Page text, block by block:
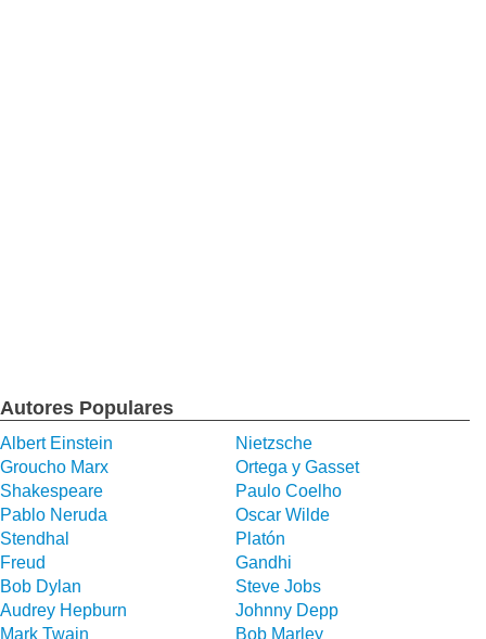
Autores Populares
Albert Einstein
Nietzsche
Groucho Marx
Ortega y Gasset
Shakespeare
Paulo Coelho
Pablo Neruda
Oscar Wilde
Stendhal
Platón
Freud
Gandhi
Bob Dylan
Steve Jobs
Audrey Hepburn
Johnny Depp
Mark Twain
Bob Marley